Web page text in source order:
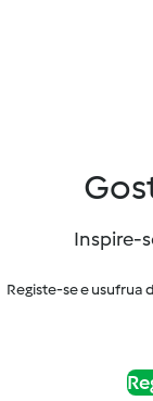
Inspire-
Registe-se e usufrua